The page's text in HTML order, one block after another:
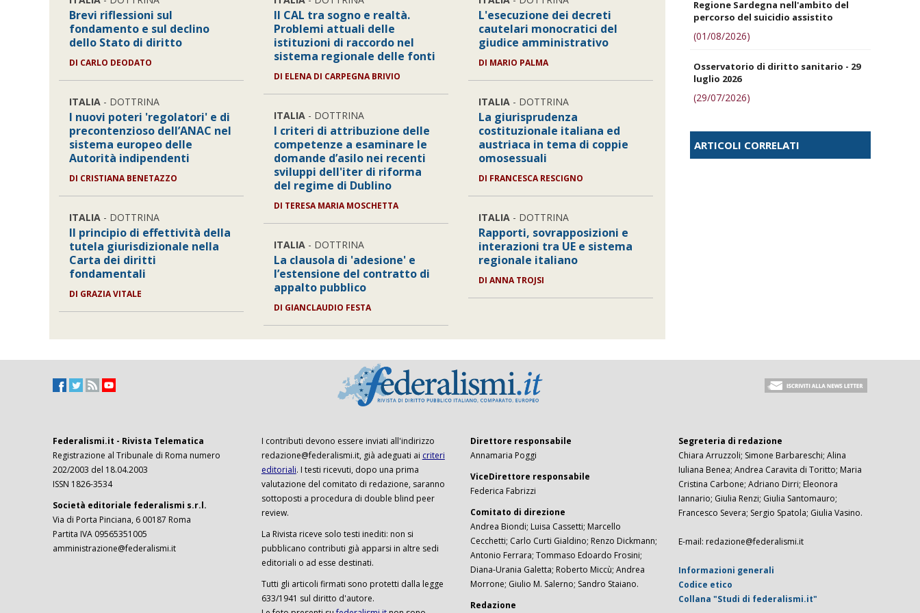
Brevi riflessioni sul
fondamento e sul declino
dello Stato di diritto
DI CARLO DEODATO
ITALIA - DOTTRINA
I nuovi poteri 'regolatori' e di
precontenzioso dell’ANAC nel
sistema europeo delle
Autorità indipendenti
DI CRISTIANA BENETAZZO
ITALIA - DOTTRINA
Il principio di effettività della
tutela giurisdizionale nella
Carta dei diritti
fondamentali
DI GRAZIA VITALE
Il CAL tra sogno e realtà.
Problemi attuali delle
istituzioni di raccordo nel
sistema regionale delle fonti
DI ELENA DI CARPEGNA BRIVIO
ITALIA - DOTTRINA
I criteri di attribuzione delle
competenze a esaminare le
domande d’asilo nei recenti
sviluppi dell'iter di riforma
del regime di Dublino
DI TERESA MARIA MOSCHETTA
ITALIA - DOTTRINA
La clausola di 'adesione' e
l’estensione del contratto di
appalto pubblico
DI GIANCLAUDIO FESTA
L'esecuzione dei decreti
cautelari monocratici del
giudice amministrativo
DI MARIO PALMA
ITALIA- DOTTRINA
La giurisprudenza
costituzionale italiana ed
austriaca in tema di coppie
omosessuali
DI FRANCESCA RESCIGNO
ITALIA- DOTTRINA
Rapporti, sovrapposizioni e
interazioni tra UE e sistema
regionale italiano
DI ANNA TROJSI
Regione Sardegna nell'ambito del
percorso del suicidio assistito
(01/08/2026)
Osservatorio di diritto sanitario - 29
luglio 2026
(29/07/2026)
ARTICOLI CORRELATI
Federalismi.it - Rivista Telematica
Registrazione al Tribunale di Roma numero
202/2003 del 18.04.2003
ISSN 1826-3534
Società editoriale federalismi s.r.l.
Via di Porta Pinciana, 6 00187 Roma
Partita IVA 09565351005
amministrazione@federalismi.it
I contributi devono essere inviati all'indirizzo
redazione@federalismi.it, già adeguati ai criteri
editoriali. I testi ricevuti, dopo una prima
valutazione del comitato di redazione, saranno
sottoposti a procedura di double blind peer
review.
La Rivista riceve solo testi inediti: non si
pubblicano contributi già apparsi in altre sedi
editoriali o ad esse destinati.
Tutti gli articoli firmati sono protetti dalla legge
633/1941 sul diritto d'autore.
Direttore responsabile
Annamaria Poggi
ViceDirettore responsabile
Federica Fabrizzi
Comitato di direzione
Andrea Biondi; Luisa Cassetti; Marcello
Cecchetti; Carlo Curti Gialdino; Renzo Dickmann;
Antonio Ferrara; Tommaso Edoardo Frosini;
Diana-Urania Galetta; Roberto Miccù; Andrea
Morrone; Giulio M. Salerno; Sandro Staiano.
Redazione
Segreteria di redazione
Chiara Arruzzoli; Simone Barbareschi; Alina
Iuliana Benea; Andrea Caravita di Toritto; Maria
Cristina Carbone; Adriano Dirri; Eleonora
Iannario; Giulia Renzi; Giulia Santomauro;
Francesco Severa; Sergio Spatola; Giulia Vasino.
E-mail: redazione@federalismi.it
Informazioni generali
Codice etico
Collana "Studi di federalismi.it"